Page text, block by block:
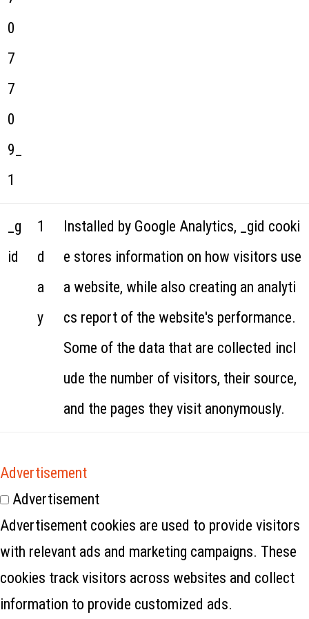
0
7
7
0
9_
1
_g
id
1
d
a
y
Installed by Google Analytics, _gid cooki
e stores information on how visitors use
a website, while also creating an analyti
cs report of the website's performance.
Some of the data that are collected incl
ude the number of visitors, their source,
and the pages they visit anonymously.
Advertisement
Advertisement
Advertisement cookies are used to provide visitors
with relevant ads and marketing campaigns. These
cookies track visitors across websites and collect
information to provide customized ads.